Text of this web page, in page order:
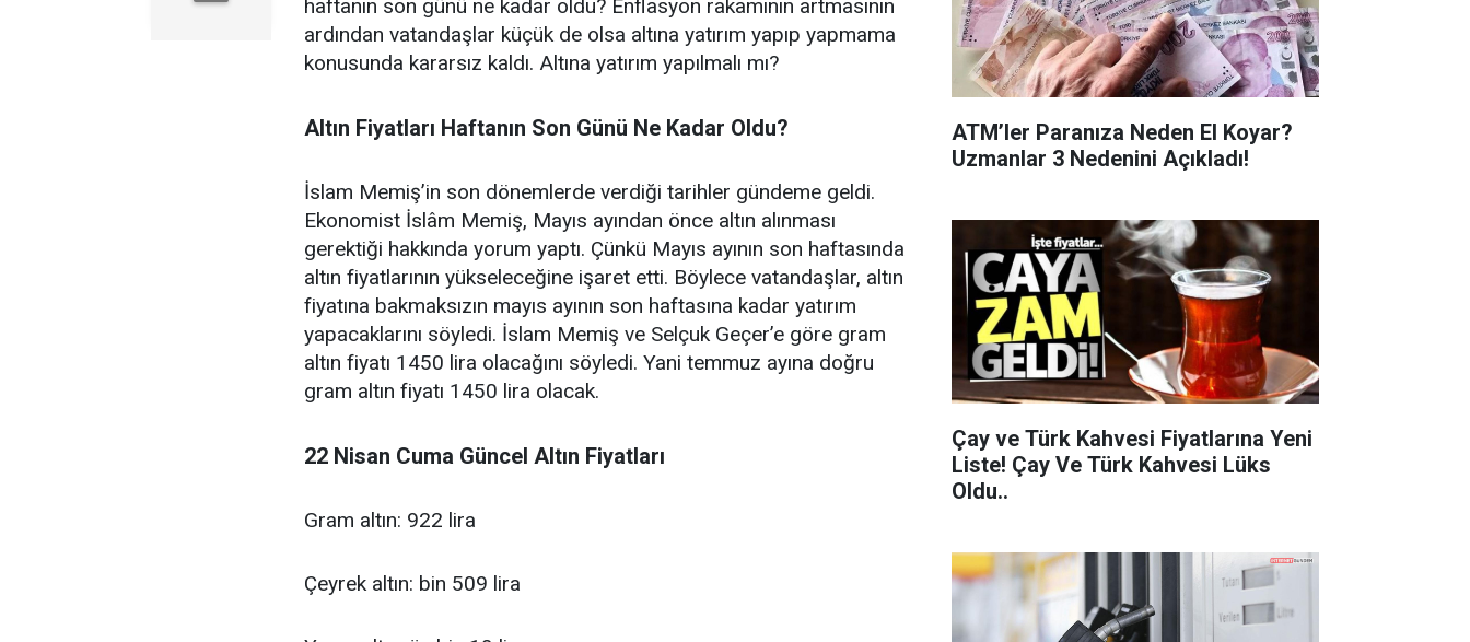
haftanın son günü ne kadar oldu? Enflasyon rakamının artmasının
ardından vatandaşlar küçük de olsa altına yatırım yapıp yapmama
konusunda kararsız kaldı. Altına yatırım yapılmalı mı?
Altın Fiyatları Haftanın Son Günü Ne Kadar Oldu?
İslam Memiş’in son dönemlerde verdiği tarihler gündeme geldi.
Ekonomist İslâm Memiş, Mayıs ayından önce altın alınması
gerektiği hakkında yorum yaptı. Çünkü Mayıs ayının son haftasında
altın fiyatlarının yükseleceğine işaret etti. Böylece vatandaşlar, altın
fiyatına bakmaksızın mayıs ayının son haftasına kadar yatırım
yapacaklarını söyledi. İslam Memiş ve Selçuk Geçer’e göre gram
altın fiyatı 1450 lira olacağını söyledi. Yani temmuz ayına doğru
gram altın fiyatı 1450 lira olacak.
22 Nisan Cuma Güncel Altın Fiyatları
Gram altın: 922 lira
Çeyrek altın: bin 509 lira
ATM’ler Paranıza Neden El Koyar?
Uzmanlar 3 Nedenini Açıkladı!
Çay ve Türk Kahvesi Fiyatlarına Yeni
Liste! Çay Ve Türk Kahvesi Lüks
Oldu..